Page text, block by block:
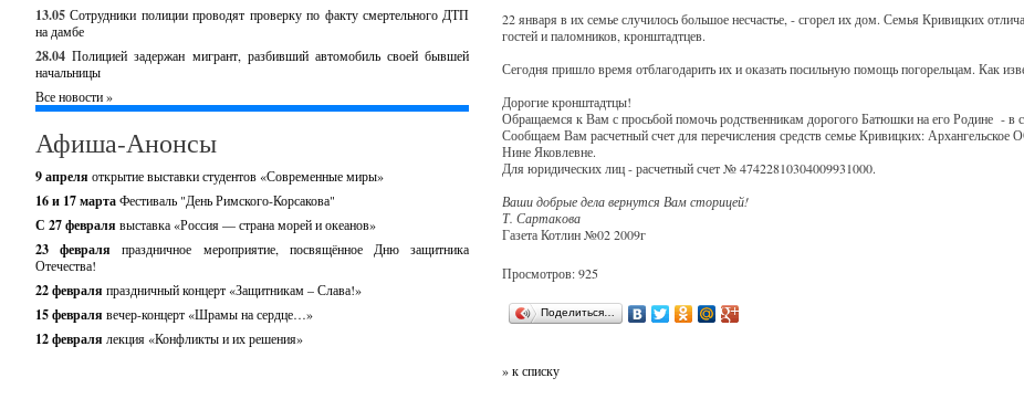
13.05 Сотрудники полиции проводят проверку по факту смертельного ДТП
на дамбе
28.04 Полицией задержан мигрант, разбивший автомобиль своей бывшей
начальницы
Все новости »
Афиша-Анонсы
9 апреля открытие выставки студентов «Современные миры»
16 и 17 мартаФестиваль "День Римского-Корсакова"
С 27 февраля выставка «Россия — страна морей и океанов»
23 февраляпраздничное мероприятие, посвящённое Дню защитника
Отечества!
22 февраля праздничный концерт «Защитникам – Слава!»
15 февраля вечер-концерт «Шрамы на сердце…»
12 февраля лекция «Конфликты и их решения»
22 января в их семье случилось большое несчастье, - сгорел их дом. Семья Кривицких
гостей и паломников, кронштадтцев.
Сегодня пришло время отблагодарить их и оказать посильную помощь погорельцам. Как
Дорогие кронштадтцы!
Обращаемся к Вам с просьбой помочь родственникам дорогого Батюшки на его Родине - в
Сообщаем Вам расчетный счет для перечисления средств семье Кривицких:
Нине Яковлевне.
Для юридических лиц - расчетный счет № 47422810304009931000.
Ваши добрые дела вернутся Вам сторицей!
Т. Сартакова
Газета Котлин №02 2009г
Просмотров: 925
Поделиться…
» к списку